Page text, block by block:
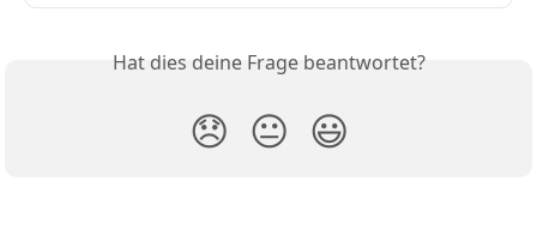
Hat dies deine Frage beantwortet?
😞 😐 😃